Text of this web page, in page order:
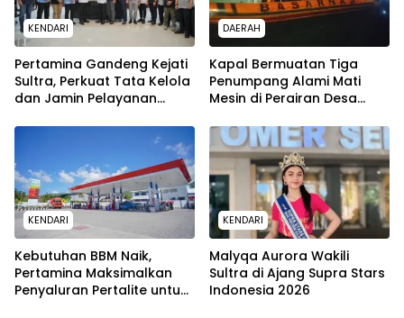
KENDARI
Pertamina Gandeng Kejati
Sultra, Perkuat Tata Kelola
dan Jamin Pelayanan
DAERAH
Kapal Bermuatan Tiga
Penumpang Alami Mati
Mesin di Perairan Desa
Dikerahkan
KENDARI
Kebutuhan BBM Naik,
Pertamina Maksimalkan
Penyaluran Pertalite untuk
KENDARI
Malyqa Aurora Wakili
Sultra di Ajang Supra Stars
Indonesia 2026